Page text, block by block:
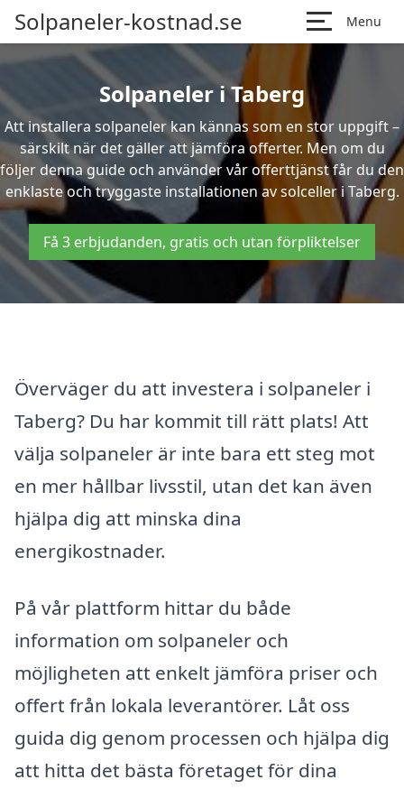
Solpaneler-kostnad.se Menu
Solpaneler i Taberg
Att installera solpaneler kan kännas som en stor uppgift –
särskilt när det gäller att jämföra offerter. Men om du
följer denna guide och använder vår offerttjänst får du den
enklaste och tryggaste installationen av solceller i Taberg.
Få 3 erbjudanden, gratis och utan förpliktelser
Överväger du att investera i solpaneler i
Taberg? Du har kommit till rätt plats! Att
välja solpaneler är inte bara ett steg mot
en mer hållbar livsstil, utan det kan även
hjälpa dig att minska dina
energikostnader.
På vår plattform hittar du både
information om solpaneler och
möjligheten att enkelt jämföra priser och
offert från lokala leverantörer. Låt oss
guida dig genom processen och hjälpa dig
att hitta det bästa företaget för dina